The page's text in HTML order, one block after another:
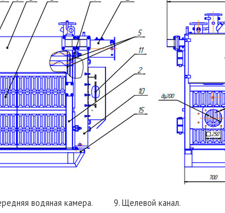
водяная камера.
9. Щелевой канал.